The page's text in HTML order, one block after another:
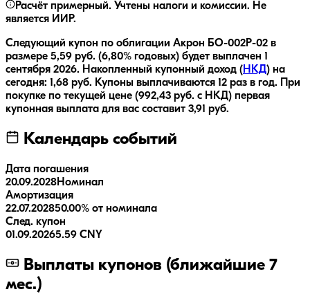
Расчёт примерный. Учтены налоги и комиссии. Не
является ИИР.
Следующий купон по облигации Акрон БО-002P-02 в
размере 5,59 руб. (6,80% годовых) будет выплачен 1
сентября 2026. Накопленный купонный доход ( НКД) на
сегодня: 1,68 руб. Купоны выплачиваются 12 раз в год.
При
покупке по текущей цене (992,43 руб. с НКД) первая
купонная выплата для вас составит 3,91 руб.
Календарь событий
Дата погашения
20.09.2028Номинал
Амортизация
22.07.202850.00% от номинала
След. купон
01.09.20265.59 CNY
Выплаты купонов (ближайшие 7
мес.)